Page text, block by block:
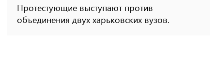
Протестующие выступают против
объединения двух харьковских вузов.